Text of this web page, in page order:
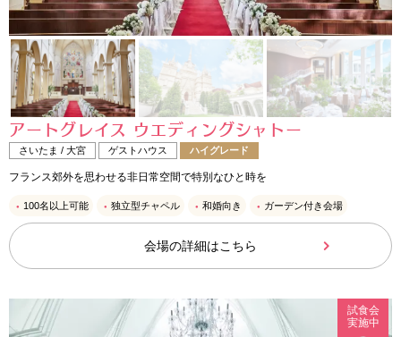
アートグレイス ウエディングシャトー
さいたま / 大宮 ゲストハウス ハイグレード
フランス郊外を思わせる非日常空間で特別なひと時を
100名以上可能 独立型チャペル 和婚向き ガーデン付き会場
会場の詳細はこちら
試食会
実施中